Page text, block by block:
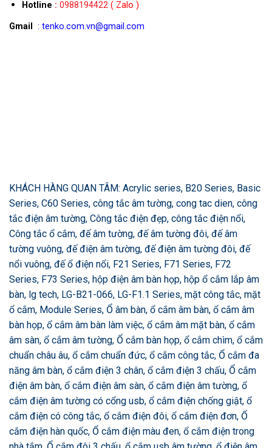
Hotline : 0988194422( Zalo )
Gmail : tenko.com.vn@gmail.com
KHÁCH HÀNG QUAN TÂM: Acrylic series, B20 Series, Basic
Series, C60 Series, công tắc âm tường, cong tac dien, công
tắc điện âm tường, Công tắc điện đẹp, công tắc điện nổi,
Công tắc ổ cắm, đế âm tường, đế âm tường đôi, đế âm
tường vuông, đế điện âm tường, đế điện âm tường đôi, đế
nổi vuông, đế ổ điện nổi, F21 Series, F71 Series, F72
Series, F73 Series, hộp điện âm bàn họp, hộp ổ cắm lắp âm
bàn, lg tech, LG-B21-066, LG-F1.1 Series, mặt công tắc, mặt
ổ cắm, Module Series, Ổ âm bàn, ổ cắm âm bàn, ổ cắm âm
bàn họp, ổ cắm âm bàn làm việc, ổ cắm âm mặt bàn, ổ cắm
âm sàn, ổ cắm âm tường, Ổ cắm bàn họp, ổ cắm chìm, ổ cắm
chuẩn châu âu, ổ cắm chuẩn đức, ổ cắm công tắc, Ổ cắm đa
năng âm bàn, ổ cắm điện 3 chân, ổ cắm điện 3 chấu, Ổ cắm
điện âm bàn, ổ cắm điện âm sàn, ổ cắm điện âm tường, ổ
cắm điện âm tường có cổng usb, ổ cắm điện chống giật, ổ
cắm điện có công tắc, ổ cắm điện đôi, ổ cắm điện đơn, Ổ
cắm điện hàn quốc, Ổ cắm điện màu đen, ổ cắm điện trong